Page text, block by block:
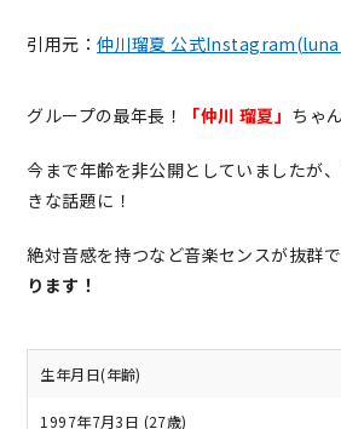
引用元：仲川瑠夏 公式
グループの最年長！ 「仲川 瑠夏」 ちゃん
今まで年齢を非公開としていましたが
きな話題に！
絶対音感を持つなど音楽センスが抜群
ります！
生年月日(年齢)
1997年7月3日 (27歳)